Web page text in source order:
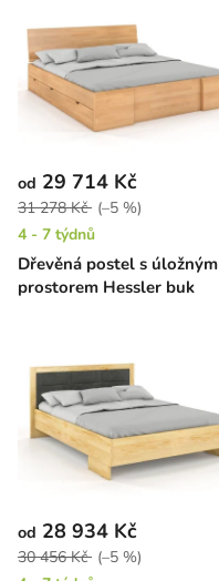
Dřevěná postel s úložným
prostorem Hessler buk
od 29 714 Kč
31 278 Kč (–5 %)
4 - 7 týdnů
od 28 934 Kč
30 456 Kč (–5 %)